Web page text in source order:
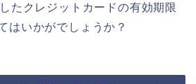
たクレジットカードの有効期限
はいかがでしょうか？